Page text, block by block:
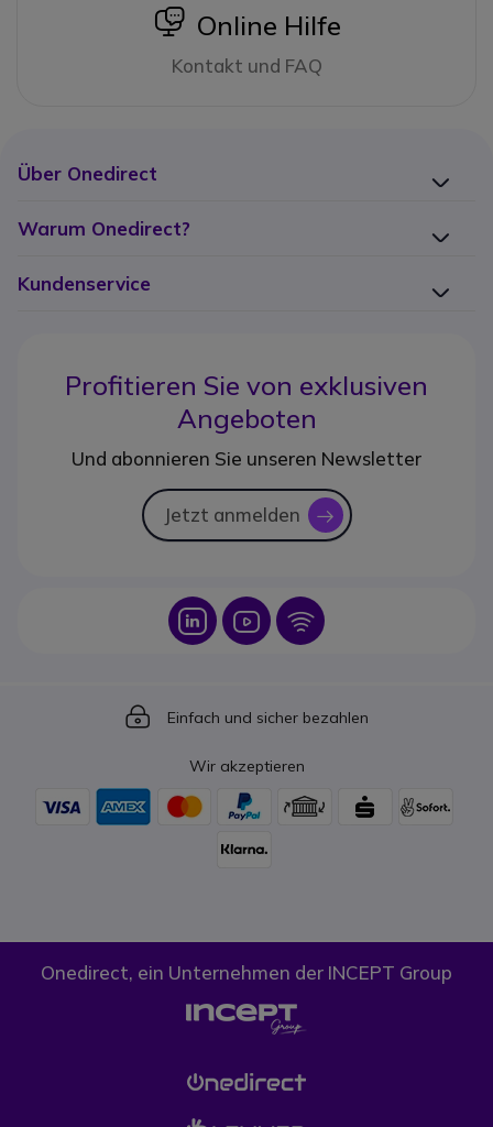
icon
Online Hilfe
Kontakt und FAQ
Über Onedirect
Warum Onedirect?
Kundenservice
Profitieren Sie von exklusiven
Angeboten
Und abonnieren Sie unseren Newsletter
Jetzt anmelden icon
Icon Icon Icon
Icon
Einfach und sicher bezahlen
Wir akzeptieren
Onedirect, ein Unternehmen der INCEPT Group